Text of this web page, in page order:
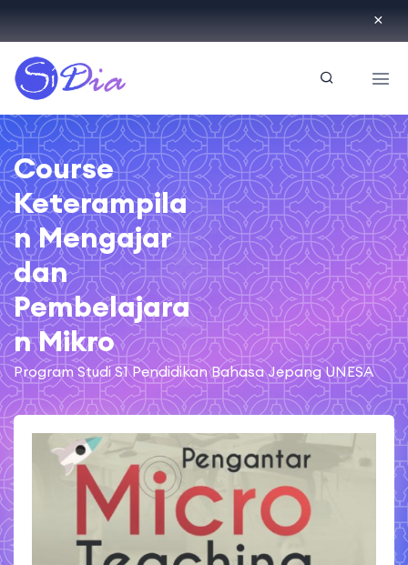
ID
Course
Keterampila
n Mengajar
dan
Pembelajara
n Mikro
Program Studi S1 Pendidikan Bahasa Jepang UNESA